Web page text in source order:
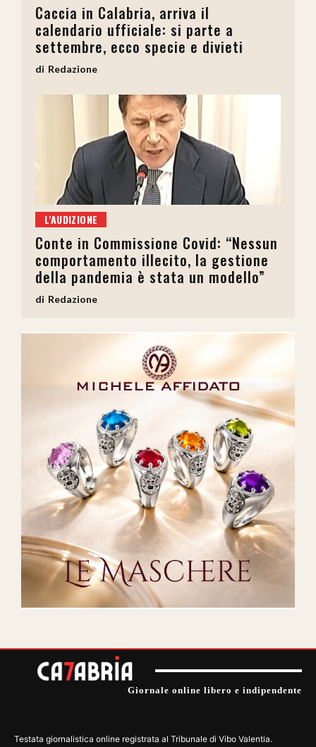
Caccia in Calabria, arriva il
calendario ufficiale: si parte a
settembre, ecco specie e divieti
Redazione
L'AUDIZIONE
Conte in Commissione Covid: “Nessun
comportamento illecito, la gestione
della pandemia è stata un modello”
Redazione
Giornale online libero e indipendente
Testata giornalistica online registrata al Tribunale di Vibo Valentia.